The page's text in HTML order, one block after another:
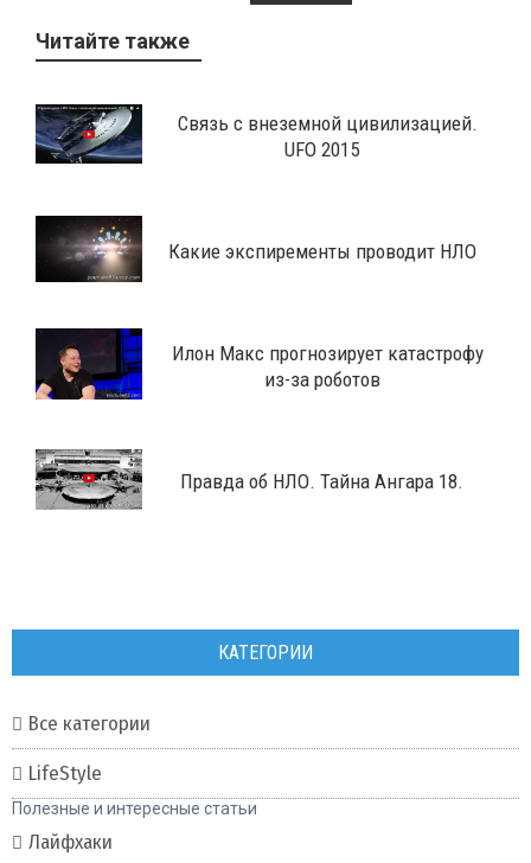
Читайте также
Связь с внеземной цивилизацией.
UFO 2015
Какие экспиременты проводит НЛО
​Илон Макс прогнозирует катастрофу
из-за роботов
​Правда об НЛО. Тайна Ангара 18.
КАТЕГОРИИ
Все категории
LifeStyle
Полезные и интересные статьи
Лайфхаки